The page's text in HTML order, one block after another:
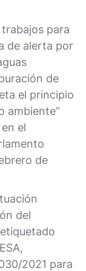
para
de alerta por
de
el principio
ambiente”
el
de
del
2021 para